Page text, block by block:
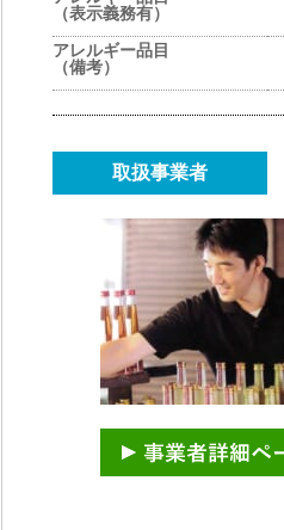
（表示義務有）
アレルギー品目
（備考）
取扱事業者